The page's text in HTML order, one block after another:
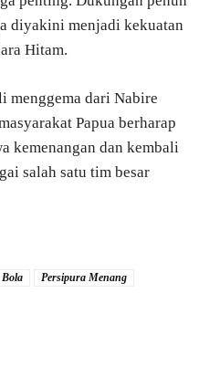
diyakini menjadi kekuatan
Hitam.
menggema dari Nabire
Papua berharap
kemenangan dan kembali
salah satu tim besar
Bola Persipura Menang